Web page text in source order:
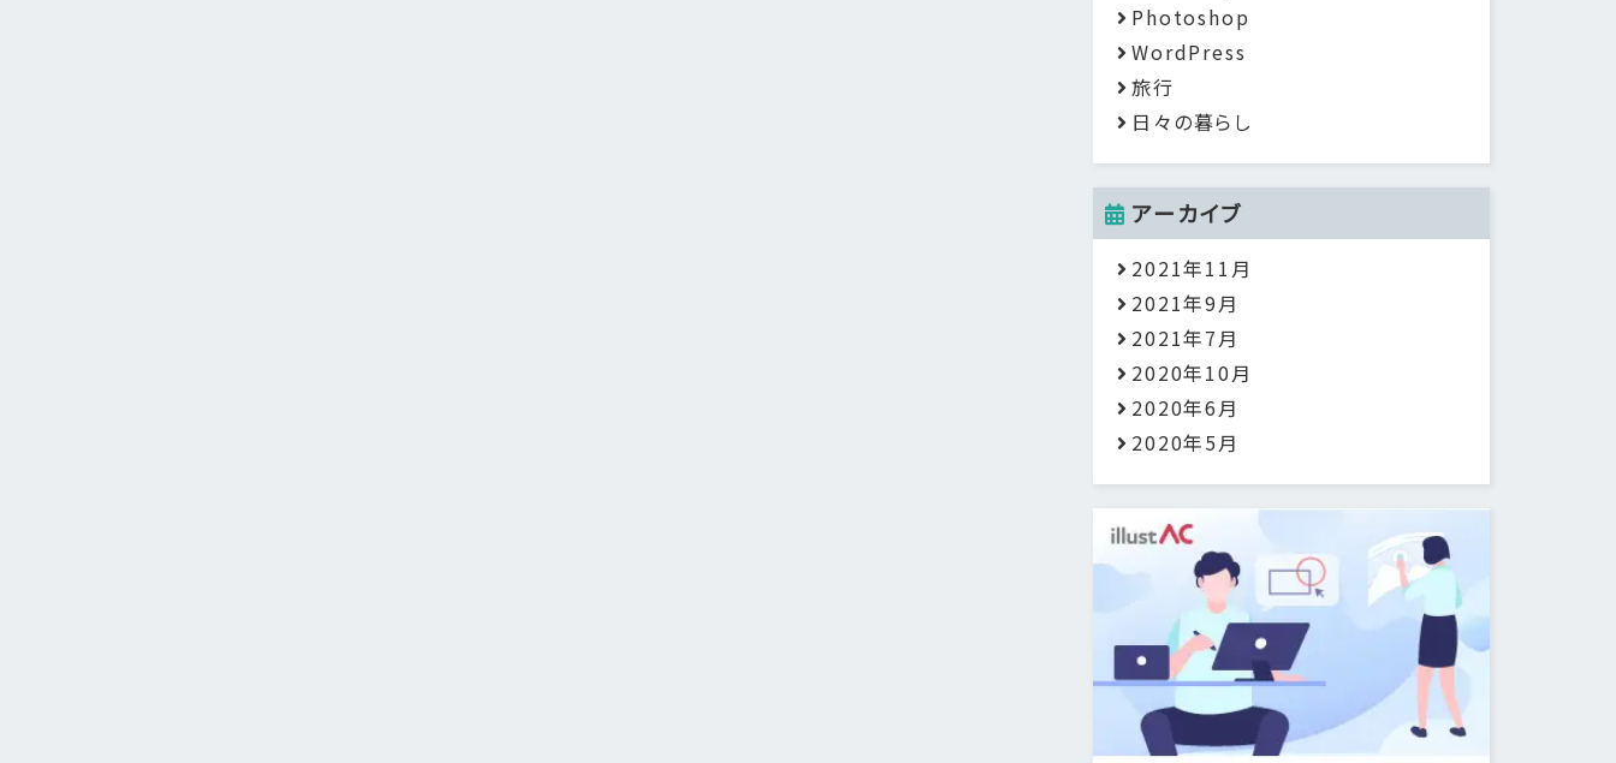
Photoshop
WordPress
旅行
日々の暮らし
アーカイブ
2021年11月
2021年9月
2021年7月
2020年10月
2020年6月
2020年5月